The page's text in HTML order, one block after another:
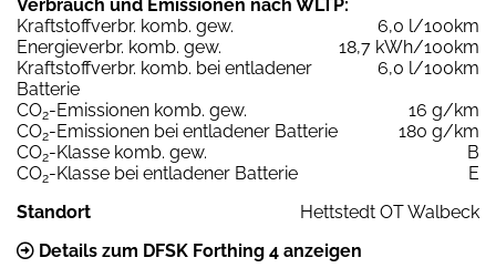
Verbrauch und Emissionen nach WLTP:
Kraftstoffverbr. komb. gew.
6,0 l/100km
Energieverbr. komb. gew.
18,7 kWh/100km
Kraftstoffverbr. komb. bei entladener
Batterie
6,0 l/100km
CO2-Emissionen komb. gew.
16 g/km
CO2-Emissionen bei entladener Batterie
180 g/km
CO2-Klasse komb. gew.
B
CO2-Klasse bei entladener Batterie
E
Standort
Hettstedt OT Walbeck
Details zum DFSK Forthing 4 anzeigen